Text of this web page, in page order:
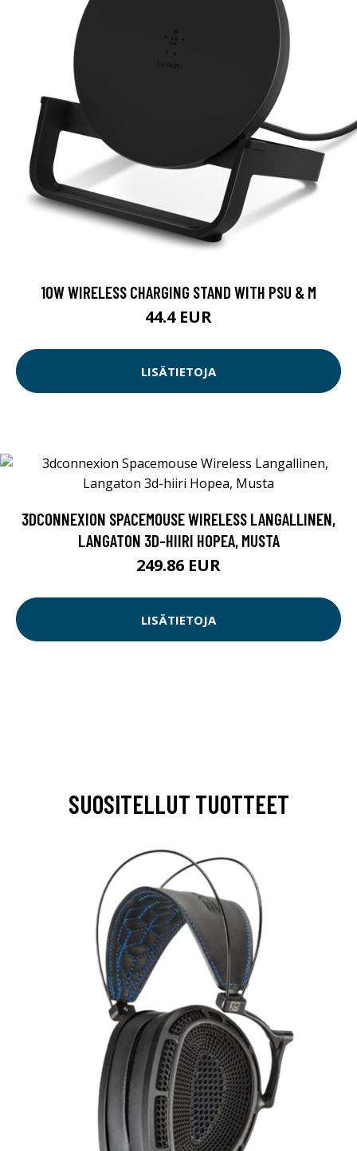
10W WIRELESS CHARGING STAND WITH PSU & M
44.4 EUR
LISÄTIETOJA
3DCONNEXION SPACEMOUSE WIRELESS LANGALLINEN,
LANGATON 3D-HIIRI HOPEA, MUSTA
249.86 EUR
LISÄTIETOJA
SUOSITELLUT TUOTTEET